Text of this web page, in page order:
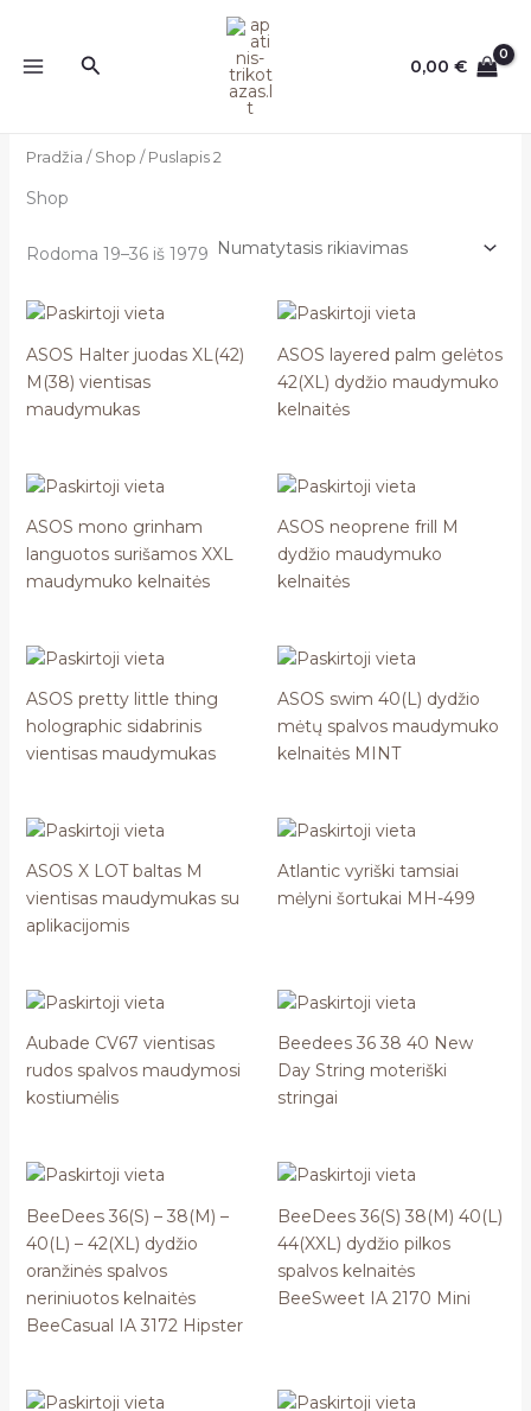
turinio
Paieška 0,00€
Pradžia / Shop / Puslapis 2
Shop
Rodoma 19–36 iš 1979
ASOS Halter juodas XL(42)
M(38) vientisas
maudymukas
ASOS layered palm gelėtos
42(XL) dydžio maudymuko
kelnaitės
ASOS mono grinham
languotos surišamos XXL
maudymuko kelnaitės
ASOS neoprene frill M
dydžio maudymuko
kelnaitės
ASOS pretty little thing
holographic sidabrinis
vientisas maudymukas
ASOS swim 40(L) dydžio
mėtų spalvos maudymuko
kelnaitės MINT
ASOS X LOT baltas M
vientisas maudymukas su
aplikacijomis
Atlantic vyriški tamsiai
mėlyni šortukai MH-499
Aubade CV67 vientisas
rudos spalvos maudymosi
kostiumėlis
Beedees 36 38 40 New
Day String moteriški
stringai
BeeDees 36(S) – 38(M) –
40(L) – 42(XL) dydžio
oranžinės spalvos
neriniuotos kelnaitės
BeeCasual IA 3172 Hipster
BeeDees 36(S) 38(M) 40(L)
44(XXL) dydžio pilkos
spalvos kelnaitės
BeeSweet IA 2170 Mini